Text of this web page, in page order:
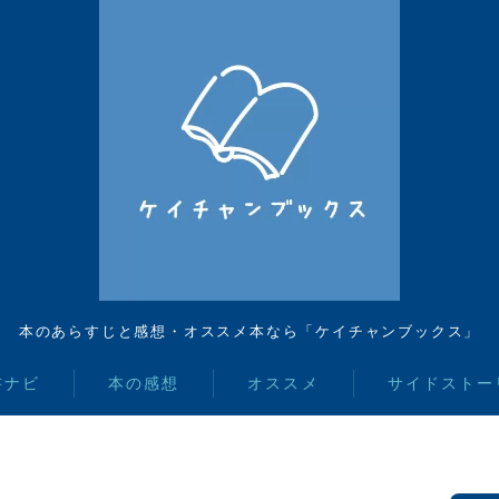
本のあらすじと感想・オススメ本なら「ケイチャンブックス」
ビ 本の感想 オススメ サイドストー